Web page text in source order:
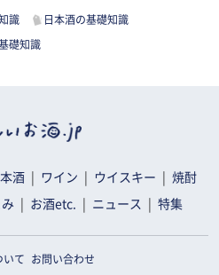
識 日本酒の基礎知識
礎知識
酒 ワイン ウイスキー 焼酎
お酒etc. ニュース 特集
いて お問い合わせ